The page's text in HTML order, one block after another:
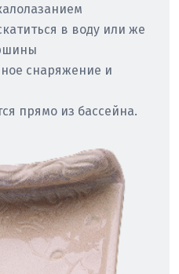
в воду или же
снаряжение и
прямо из бассейна.